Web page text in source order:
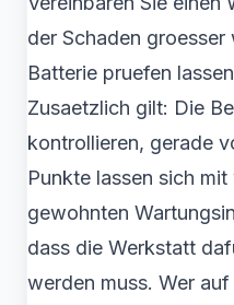
der Schaden
Batterie pruefen
Zusaetzlich gilt: Die
kontrollieren, gerade
Punkte lassen sich
gewohnten
dass die Werkstatt
werden muss. Wer